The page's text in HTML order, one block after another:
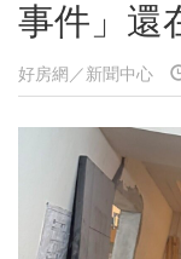
事件」還
好房網／新聞中心